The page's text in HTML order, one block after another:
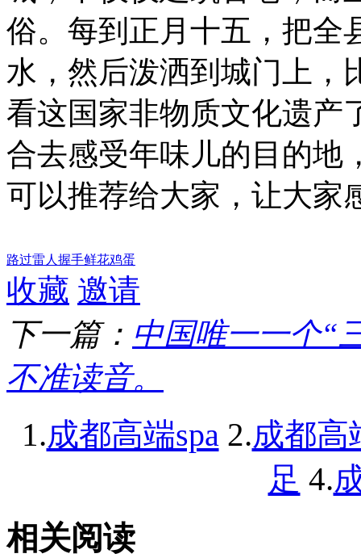
俗。每到正月十五，把全
水，然后泼洒到城门上，
看这国家非物质文化遗产
合去感受年味儿的目的地
可以推荐给大家，让大家
路过雷人 握手鲜花鸡蛋
收藏 邀请
下一篇： 中国唯一一个“
不准读音。
1.成都高端spa 2.成都高
足 4.
相关阅读